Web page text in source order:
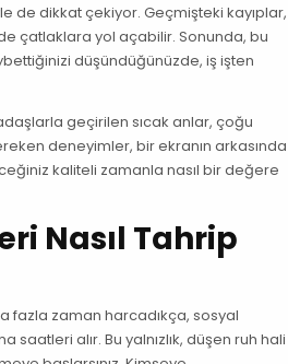
de dikkat çekiyor. Geçmişteki kayıplar,
çatlaklara yol açabilir. Sonunda, bu
düşündüğünüzde, iş işten
geçirilen sıcak anlar, çoğu
deneyimler, bir ekranın arkasında
kaliteli zamanla nasıl bir değere
Nasıl Tahrip
fazla zaman harcadıkça, sosyal
alır. Bu yalnızlık, düşen ruh hali